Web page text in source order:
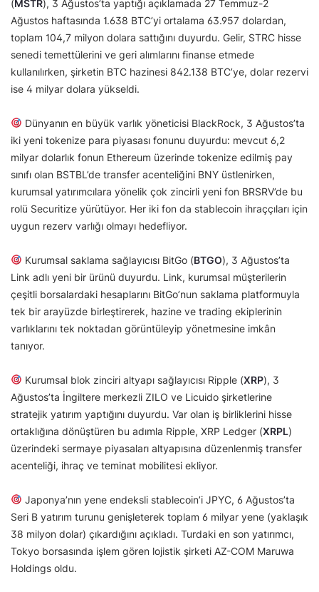
(MSTR), 3 Ağustos’ta yaptığı açıklamada 27 Temmuz-2
Ağustos haftasında 1.638 BTC’yi ortalama 63.957 dolardan,
toplam 104,7 milyon dolara sattığını duyurdu. Gelir, STRC hisse
senedi temettülerini ve geri alımlarını finanse etmede
kullanılırken, şirketin BTC hazinesi 842.138 BTC’ye, dolar rezervi
ise 4 milyar dolara yükseldi.
Dünyanın en büyük varlık yöneticisi BlackRock, 3 Ağustos’ta
iki yeni tokenize para piyasası fonunu duyurdu: mevcut 6,2
milyar dolarlık fonun Ethereum üzerinde tokenize edilmiş pay
sınıfı olan BSTBL’de transfer acenteliğini BNY üstlenirken,
kurumsal yatırımcılara yönelik çok zincirli yeni fon BRSRV’de bu
rolü Securitize yürütüyor. Her iki fon da stablecoin ihraççıları için
uygun rezerv varlığı olmayı hedefliyor.
Kurumsal saklama sağlayıcısı BitGo (BTGO), 3 Ağustos’ta
Link adlı yeni bir ürünü duyurdu. Link, kurumsal müşterilerin
çeşitli borsalardaki hesaplarını BitGo’nun saklama platformuyla
tek bir arayüzde birleştirerek, hazine ve trading ekiplerinin
varlıklarını tek noktadan görüntüleyip yönetmesine imkân
tanıyor.
Kurumsal blok zinciri altyapı sağlayıcısı Ripple (XRP), 3
Ağustos’ta İngiltere merkezli ZILO ve Licuido şirketlerine
stratejik yatırım yaptığını duyurdu. Var olan iş birliklerini hisse
ortaklığına dönüştüren bu adımla Ripple, XRP Ledger (XRPL)
üzerindeki sermaye piyasaları altyapısına düzenlenmiş transfer
acenteliği, ihraç ve teminat mobilitesi ekliyor.
Japonya’nın yene endeksli stablecoin’i JPYC, 6 Ağustos’ta
Seri B yatırım turunu genişleterek toplam 6 milyar yene (yaklaşık
38 milyon dolar) çıkardığını açıkladı. Turdaki en son yatırımcı,
Tokyo borsasında işlem gören lojistik şirketi AZ-COM Maruwa
Holdings oldu.